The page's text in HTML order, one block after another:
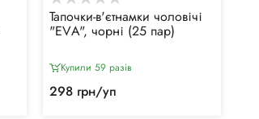
Тапочки-в'єтнамки чоловічі
"ЕVА", чорні (25 пар)
Купили 59 разiв
298 грн/уп